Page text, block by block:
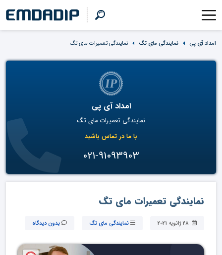
امداد آی پی نمایندگی مای تگ نمایندگی تعمیرات مای تگ
امداد آی پی
نمایندگی تعمیرات مای تگ
با ما در تماس باشید
021-91093903
نمایندگی تعمیرات مای تگ
نمایندگی مای تگ بدون دیدگاه